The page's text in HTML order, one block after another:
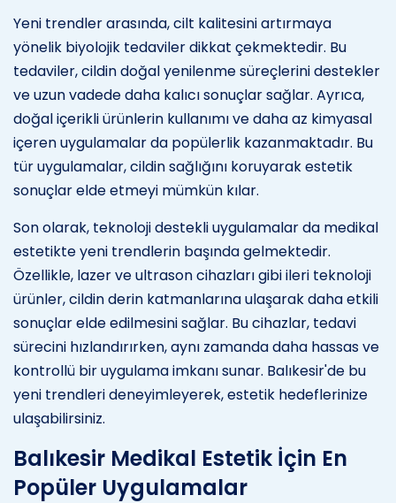
Yeni trendler arasında, cilt kalitesini artırmaya
yönelik biyolojik tedaviler dikkat çekmektedir. Bu
tedaviler, cildin doğal yenilenme süreçlerini destekler
ve uzun vadede daha kalıcı sonuçlar sağlar. Ayrıca,
doğal içerikli ürünlerin kullanımı ve daha az kimyasal
içeren uygulamalar da popülerlik kazanmaktadır. Bu
tür uygulamalar, cildin sağlığını koruyarak estetik
sonuçlar elde etmeyi mümkün kılar.
Son olarak, teknoloji destekli uygulamalar da medikal
estetikte yeni trendlerin başında gelmektedir.
Özellikle, lazer ve ultrason cihazları gibi ileri teknoloji
ürünler, cildin derin katmanlarına ulaşarak daha etkili
sonuçlar elde edilmesini sağlar. Bu cihazlar, tedavi
sürecini hızlandırırken, aynı zamanda daha hassas ve
kontrollü bir uygulama imkanı sunar. Balıkesir'de bu
yeni trendleri deneyimleyerek, estetik hedeflerinize
ulaşabilirsiniz.
Balıkesir Medikal Estetik İçin En
Popüler Uygulamalar